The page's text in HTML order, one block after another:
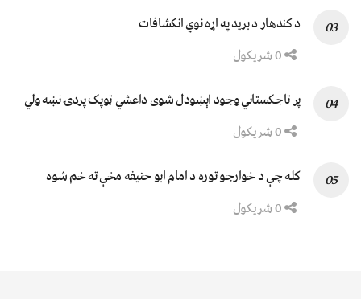
د کندهار د برید په اړه نوي انکشافات
پر تاجکستاني وجود اېښودل شوی داعشي ټوپک پردۍ نښه ولي
کله چې د خوارجو توره د امام ابو حنیفه مخې ته خم شوه